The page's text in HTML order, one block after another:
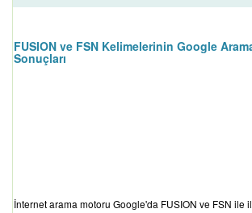
FUSION ve FSN Kelimelerinin Google
Sonuçları
İnternet arama motoru Google'da FUSION ve FSN ile